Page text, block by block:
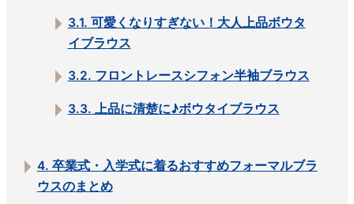
3.1. 可愛くなりすぎない！大人上品ボウタ
イブラウス
3.2. フロントレースシフォン半袖ブラウス
3.3. 上品に清楚に♪ボウタイブラウス
4. 卒業式・入学式に着るおすすめフォーマルブラ
ウスのまとめ